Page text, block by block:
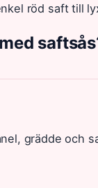
röd saft till
grädde och